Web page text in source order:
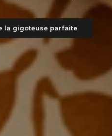
la gigoteuse parfaite